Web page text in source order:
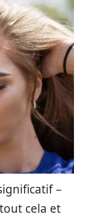
–
cela et